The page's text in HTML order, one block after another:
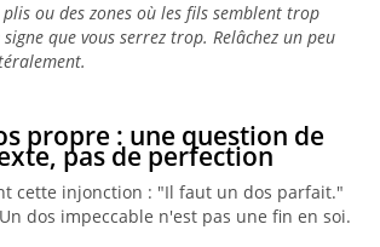
plis ou des zones où les fils semblent trop
que vous serrez trop. Relâchez un peu
propre : une question de
pas de perfection
cette injonction : "Il faut un dos parfait."
dos impeccable n'est pas une fin en soi.